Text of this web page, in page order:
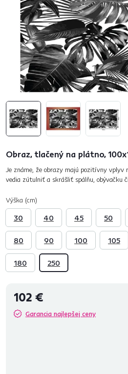
Obraz, tlačený na plátno,
Je známe, že obrazy majú pozitívny vplyv
vedia zútulniť a skrášliť spálňu, obývačku
Výška (cm)
30 40 45 50
80 90 100 105
180 250
102 €
Garancia najlepšej ceny